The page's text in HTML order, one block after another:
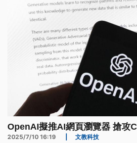
OpenAI擬推AI網頁瀏覽器 搶攻
2025/7/10 16:19 文教科技